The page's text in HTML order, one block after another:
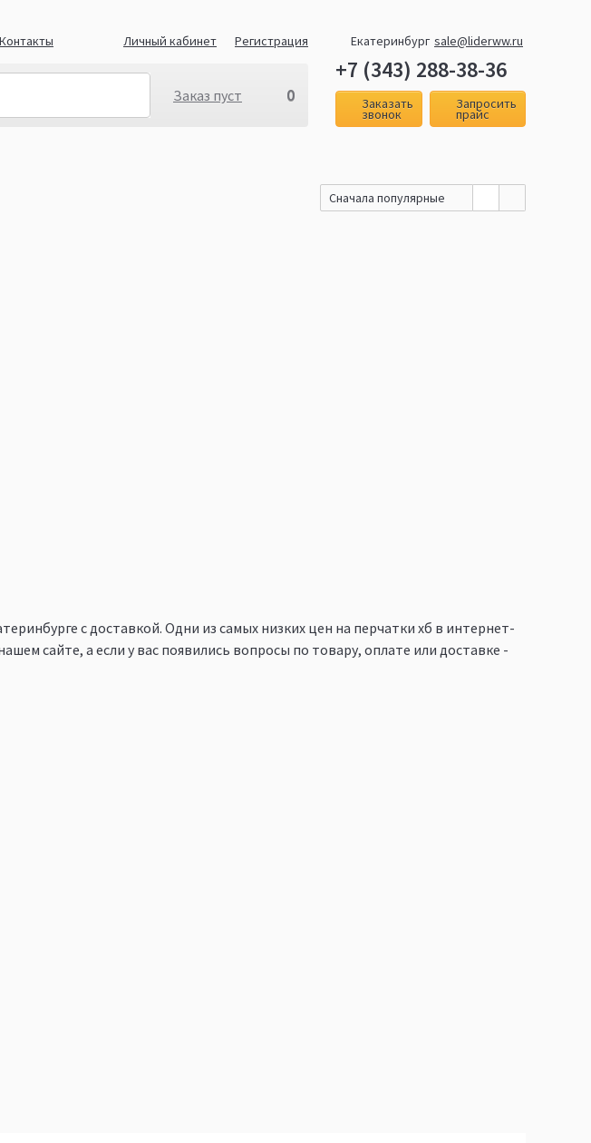
Контакты Личный кабинет Регистрация
Заказ пуст 0
Екатеринбург sale@liderww.ru
+7 (343) 288-38-36
Заказать
звонок
Запросить
прайс
Сначала популярные
c доставкой. Одни из самых низких цен на перчатки хб в интернет-
сайте, а если у вас появились вопросы по товару, оплате или доставке -